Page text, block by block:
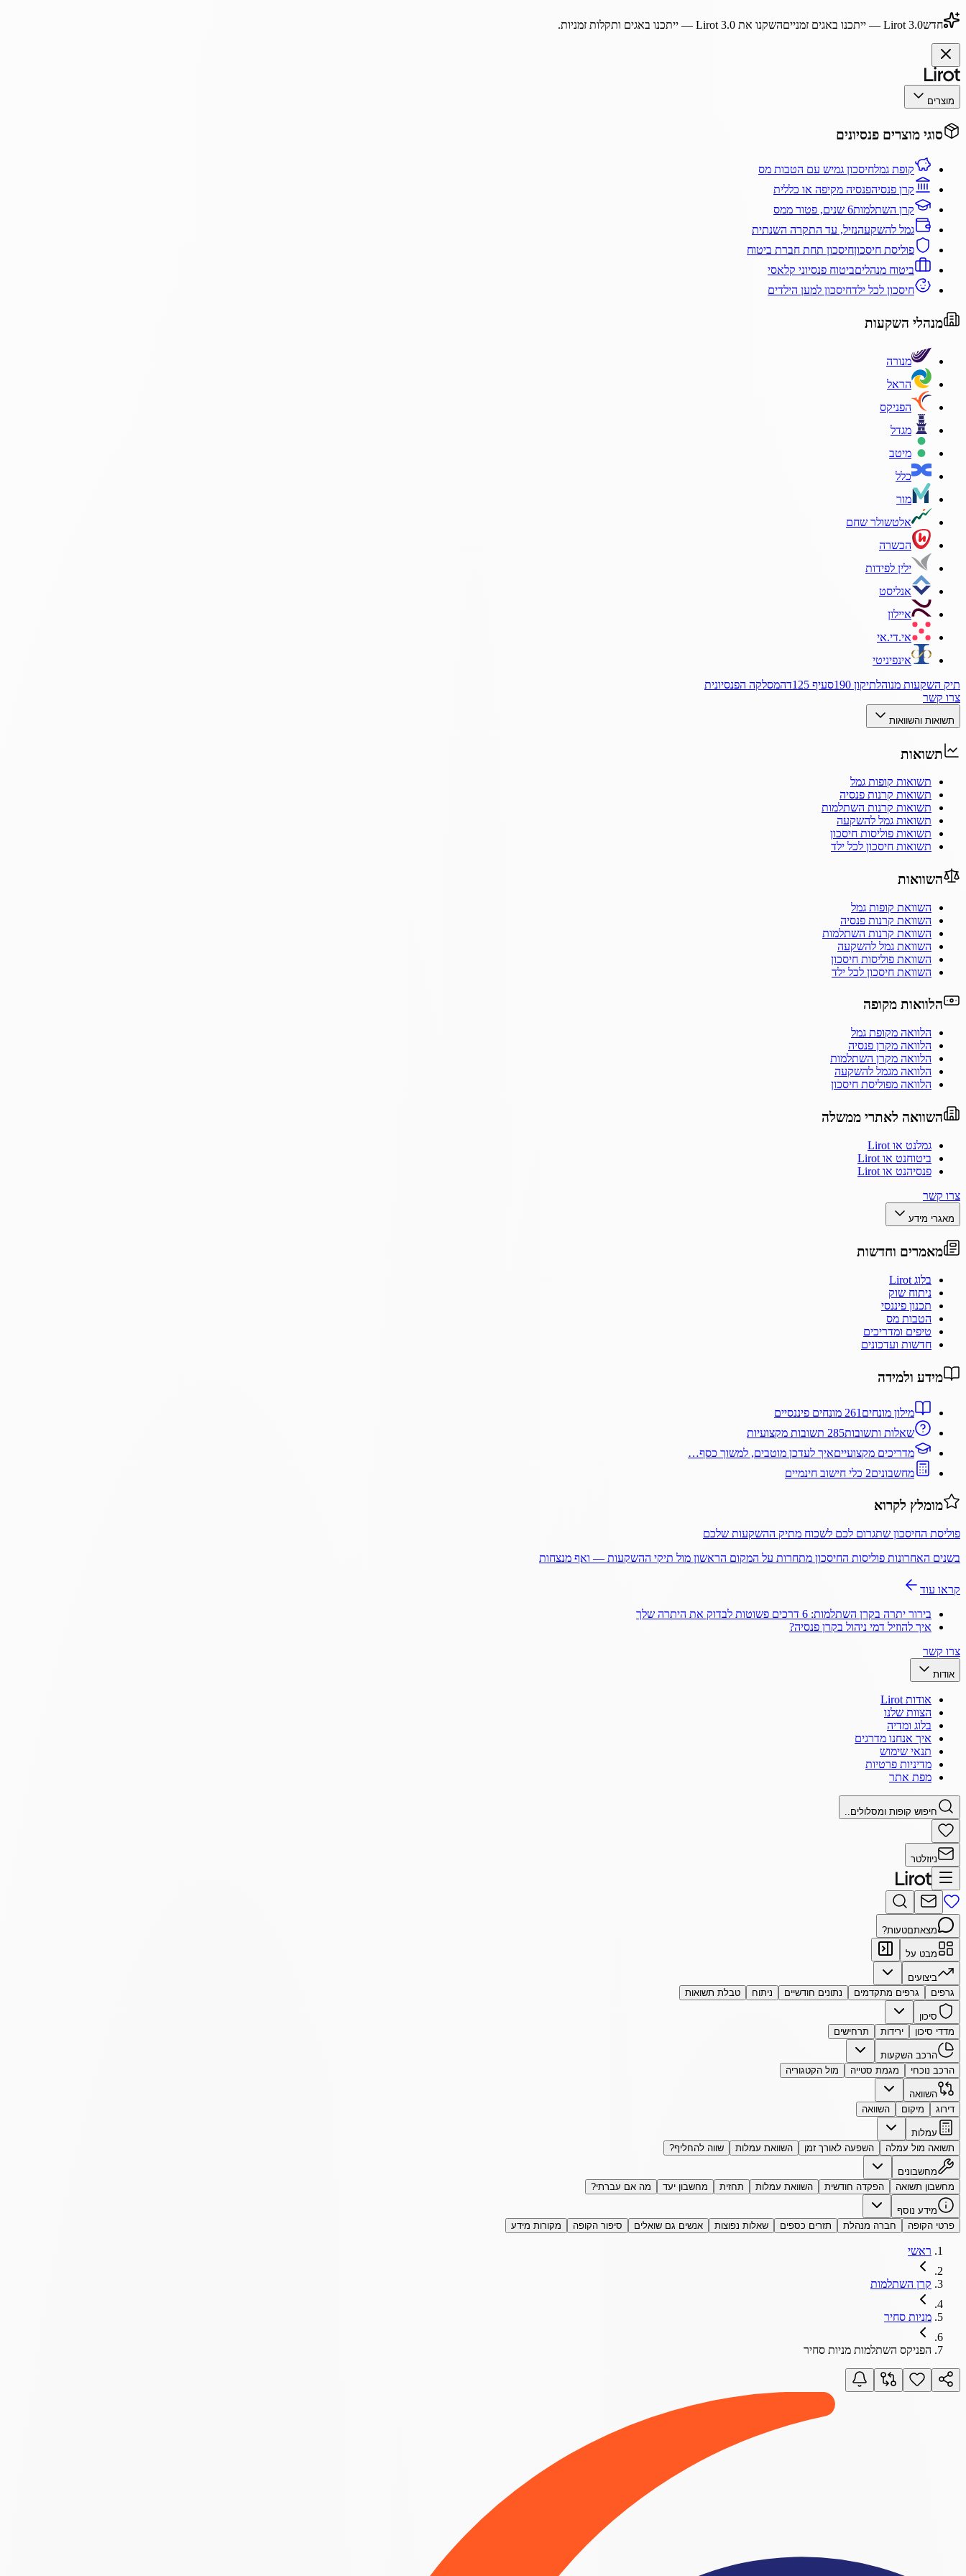
חדשLirot 3.0 — ייתכנו באגים זמנייםהשקנו את Lirot 3.0 — ייתכנו באגים ותקלות זמניות.
מוצרים
סוגי מוצרים פנסיונים
קופת גמלחיסכון גמיש עם הטבות מס
קרן פנסיהפנסיה מקיפה או כללית
קרן השתלמות6 שנים, פטור ממס
גמל להשקעהנזיל, עד התקרה השנתית
פוליסת חיסכוןחיסכון תחת חברת ביטוח
ביטוח מנהליםביטוח פנסיוני קלאסי
חיסכון לכל ילדחיסכון למען הילדים
מנהלי השקעות
מנורה
הראל
הפניקס
מגדל
מיטב
כלל
מור
אלטשולר שחם
הכשרה
ילין לפידות
אנליסט
איילון
אי.די.אי
אינפיניטי
תיק השקעות מנוהלתיקון 190 סעיף 125ד
המסלקה הפנסיונית
צרו קשר
תשואות והשוואות
תשואות
תשואות קופות גמל
תשואות קרנות פנסיה
תשואות קרנות השתלמות
תשואות גמל להשקעה
תשואות פוליסות חיסכון
תשואות חיסכון לכל ילד
השוואות
השוואת קופות גמל
השוואת קרנות פנסיה
השוואת קרנות השתלמות
השוואת גמל להשקעה
השוואת פוליסות חיסכון
השוואת חיסכון לכל ילד
הלוואות מקופה
הלוואה מקופת גמל
הלוואה מקרן פנסיה
הלוואה מקרן השתלמות
הלוואה מגמל להשקעה
הלוואה מפוליסת חיסכון
השוואה לאתרי ממשלה
גמלנט או Lirot
ביטוחנט או Lirot
פנסיהנט או Lirot
צרו קשר
מאגרי מידע
מאמרים וחדשות
בלוג Lirot
ניתוח שוק
תכנון פיננסי
הטבות מס
טיפים ומדריכים
חדשות ועדכונים
מידע ולמידה
מילון מונחים 261 מונחים פיננסיים
שאלות ותשובות285 תשובות מקצועיות
מדריכים מקצועייםאיך לעדכן מוטבים, למשוך כסף…
מחשבונים2 כלי חישוב חינמיים
מומלץ לקרוא
פוליסת החיסכון שתגרום לכם לשכוח מתיק ההשקעות שלכם
בשנים האחרונות פוליסות החיסכון מתחרות על המקום הראשון מול תיקי ההשקעות — ואף מנצחות
קראו עוד
בירור יתרה בקרן השתלמות: 6 דרכים פשוטות לבדוק את היתרה שלך
איך להוזיל דמי ניהול בקרן פנסיה?
צרו קשר
אודות
אודות Lirot
הצוות שלנו
בלוג ומדיה
איך אנחנו מדרגים
תנאי שימוש
מדיניות פרטיות
מפת אתר
חיפוש קופות ומסלולים..
ניוזלטר
מצאתםטעות?
מבט על
ביצועים
גרפים
גרפים מתקדמים נתונים חודשיים ניתוח טבלת תשואות
סיכון
מדדי סיכון
ירידות תרחישים
הרכב השקעות
הרכב נוכחי
מגמת סטייה מול הקטגוריה
השוואה
דירוג
מיקום השוואה
עמלות
תשואה מול עמלה
השפעה לאורך זמן השוואת עמלות שווה להחליף?
מחשבונים
מחשבון תשואה
הפקדה חודשית השוואת עמלות תחזית מחשבון יעד מה אם עברתי?
מידע נוסף
פרטי הקופה
חברה מנהלת תזרים כספים שאלות נפוצות אנשים גם שואלים סיפור הקופה מקורות מידע
ראשי
קרן השתלמות
מניות סחיר
הפניקס השתלמות מניות סחיר